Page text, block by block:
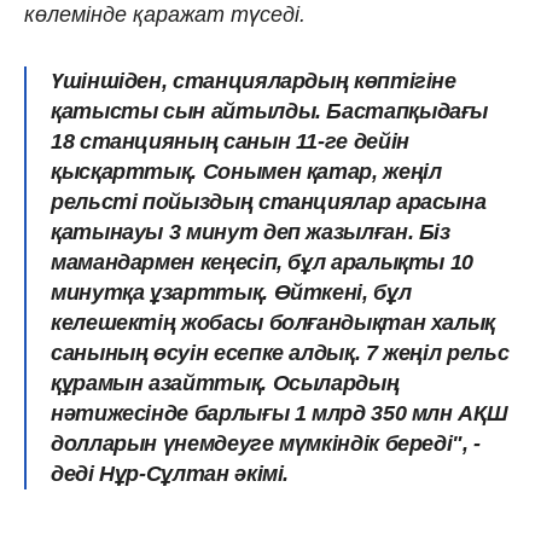
көлемінде қаражат түседі.
Үшіншіден, станциялардың көптігіне
қатысты сын айтылды. Бастапқыдағы
18 станцияның санын 11-ге дейін
қысқарттық. Сонымен қатар, жеңіл
рельсті пойыздың станциялар арасына
қатынауы 3 минут деп жазылған. Біз
мамандармен кеңесіп, бұл аралықты 10
минутқа ұзарттық. Өйткені, бұл
келешектің жобасы болғандықтан халық
санының өсуін есепке алдық. 7 жеңіл рельс
құрамын азайттық. Осылардың
нәтижесінде барлығы 1 млрд 350 млн АҚШ
долларын үнемдеуге мүмкіндік береді", -
деді Нұр-Сұлтан әкімі.